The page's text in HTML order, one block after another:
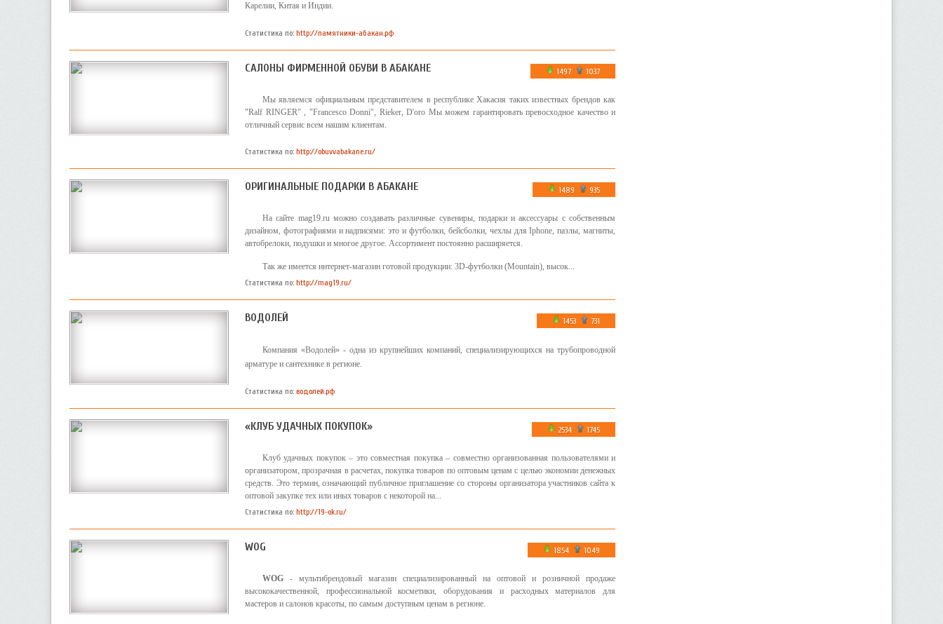
Карелии, Китая и Индии.
Статистика по: http://памятники-абакан.рф
САЛОНЫ ФИРМЕННОЙ ОБУВИ В АБАКАНЕ 1497 1037
Мы являемся официальным представителем в республике Хакасия таких известных брендов как
"Ralf RINGER" , "Francesco Donni", Rieker, D'oro Мы можем гарантировать превосходное качество и
отличный сервис всем нашим клиентам.
Статистика по: http://obuvvabakane.ru/
ОРИГИНАЛЬНЫЕ ПОДАРКИ В АБАКАНЕ 1489 935
На сайте mag19.ru можно создавать различные сувениры, подарки и аксессуары с собственным
дизайном, фотографиями и надписями: это и футболки, бейсболки, чехлы для Iphone, пазлы, магниты,
автобрелоки, подушки и многое другое. Ассортимент постоянно расширяется.
Так же имеется интернет-магазин готовой продукции: 3D-футболки (Mountain), высок...
Статистика по: http://mag19.ru/
ВОДОЛЕЙ 1453 731
Компания «Водолей» - одна из крупнейших компаний, специализирующихся на трубопроводной
арматуре и сантехнике в регионе.
Статистика по: водолей.рф
«КЛУБ УДАЧНЫХ ПОКУПОК» 2534 1745
Клуб удачных покупок – это совместная покупка – совместно организованная пользователями и
организатором, прозрачная в расчетах, покупка товаров по оптовым ценам с целью экономии денежных
средств. Это термин, означающий публичное приглашение со стороны организатора участников сайта к
оптовой закупке тех или иных товаров с некоторой на...
Статистика по: http://19-ok.ru/
WOG 1854 1049
WOG - мультибрендовый магазин специализированный на оптовой и розничной продаже
высококачественной, профессиональной косметики, оборудования и расходных материалов для
мастеров и салонов красоты, по самым доступным ценам в регионе.